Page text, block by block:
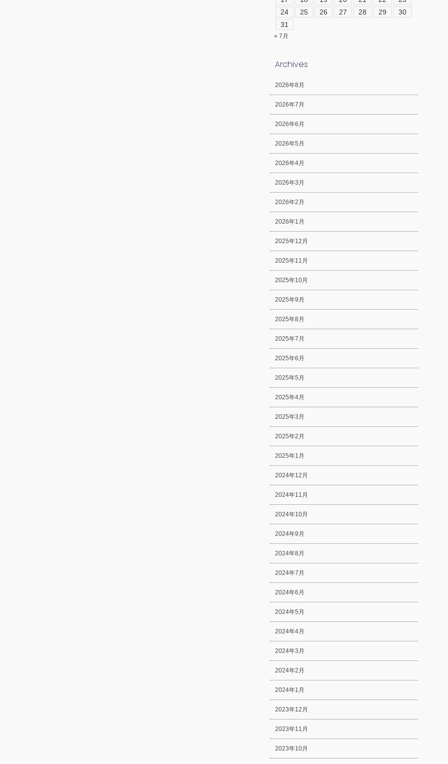
24
25 26 27 28 29
30
31
« 7月
Archives
2026年8月
2026年7月
2026年6月
2026年5月
2026年4月
2026年3月
2026年2月
2026年1月
2025年12月
2025年11月
2025年10月
2025年9月
2025年8月
2025年7月
2025年6月
2025年5月
2025年4月
2025年3月
2025年2月
2025年1月
2024年12月
2024年11月
2024年10月
2024年9月
2024年8月
2024年7月
2024年6月
2024年5月
2024年4月
2024年3月
2024年2月
2024年1月
2023年12月
2023年11月
2023年10月